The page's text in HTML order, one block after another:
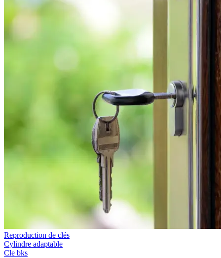
Reproduction de clés
Cylindre adaptable
Cle bks